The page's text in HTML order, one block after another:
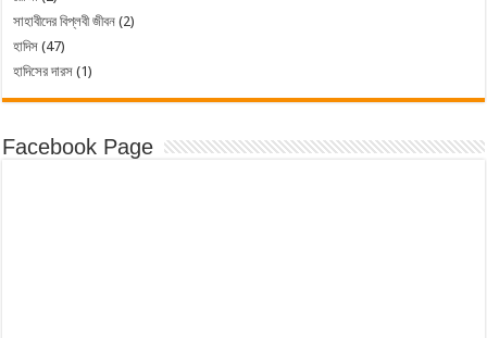
সাহাবীদের বিপ্লবী জীবন (2)
হাদিস (47)
হাদিসের দারস (1)
Facebook Page